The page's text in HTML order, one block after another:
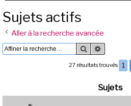
Sujets actifs
Aller à la recherche avancée
Rechercher
27 résultats trouvés 1
Sujets